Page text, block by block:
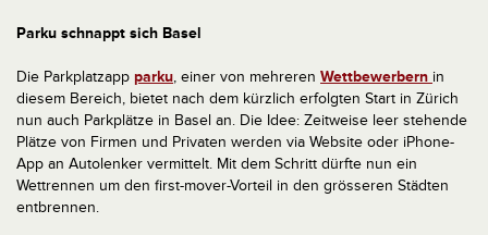
Parku schnappt sich Basel
Die Parkplatzapp parku, einer von mehreren Wettbewerbern in
diesem Bereich, bietet nach dem kürzlich erfolgten Start in Zürich
nun auch Parkplätze in Basel an. Die Idee: Zeitweise leer stehende
Plätze von Firmen und Privaten werden via Website oder iPhone-
App an Autolenker vermittelt. Mit dem Schritt dürfte nun ein
Wettrennen um den first-mover-Vorteil in den grösseren Städten
entbrennen.